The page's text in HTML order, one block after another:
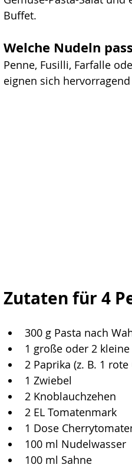
Buffet.
Welche Nudeln
Penne, Fusilli, Farfalle
eignen sich
Zutaten für 4
300 g Pasta nach
1 große oder 2
2 Paprika (z. B. 1
1 Zwiebel
2 Knoblauchzehen
2 EL Tomatenmark
1 Dose
100 ml Nudelwasser
100 ml Sahne